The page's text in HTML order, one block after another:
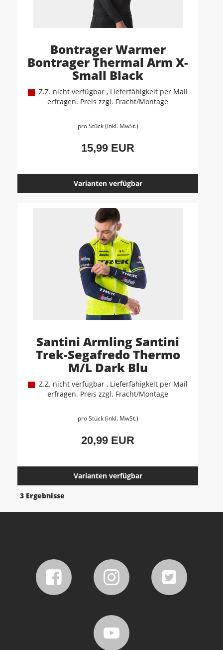
Bontrager Warmer
Bontrager Thermal Arm X-
Small Black
Z.Z. nicht verfügbar , Lieferfähigkeit per Mail
erfragen. Preis zzgl. Fracht/Montage
pro Stück (inkl. MwSt.)
15,99 EUR
Varianten verfügbar
Santini Armling Santini
Trek-Segafredo Thermo
M/L Dark Blu
Z.Z. nicht verfügbar , Lieferfähigkeit per Mail
erfragen. Preis zzgl. Fracht/Montage
pro Stück (inkl. MwSt.)
20,99 EUR
Varianten verfügbar
3 Ergebnisse